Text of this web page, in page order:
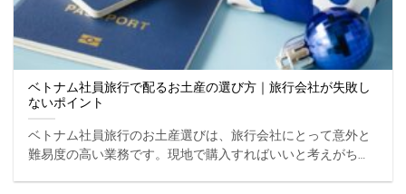
ベトナム社員旅行で配るお土産の選び方｜旅行会社が失敗し
ないポイント
ベトナム社員旅行のお土産選びは、旅行会社にとって意外と
難易度の高い業務です。現地で購入すればいいと考えがちで